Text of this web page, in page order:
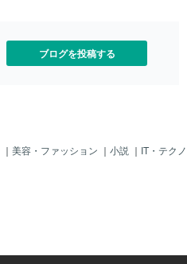
ブログを投稿する
｜ 美容・ファッション ｜ 小説 ｜ IT・テク